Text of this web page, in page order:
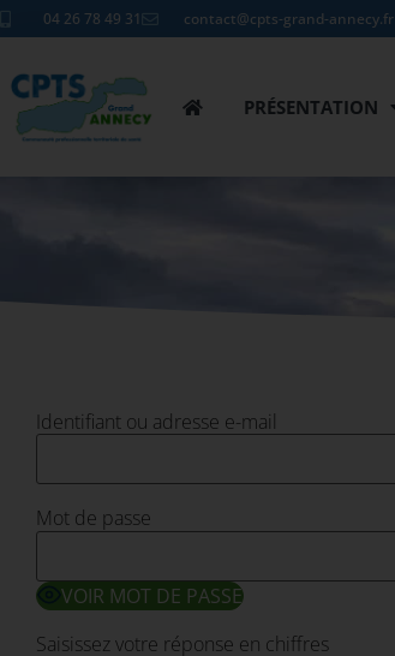
04 26 78 49 31 contact@cpts-grand-annecy.fr
PRÉSENTATION
Identifiant ou adresse e-mail
Mot de passe
VOIR MOT DE PASSE
Saisissez votre réponse en chiffres